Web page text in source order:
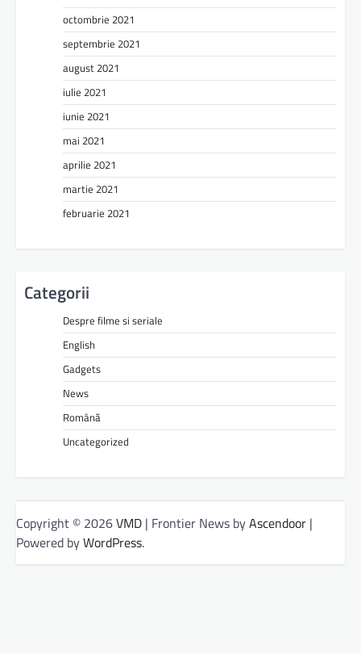
octombrie 2021
septembrie 2021
august 2021
iulie 2021
iunie 2021
mai 2021
aprilie 2021
martie 2021
februarie 2021
Categorii
Despre filme si seriale
English
Gadgets
News
Română
Uncategorized
Copyright © 2026VMD | Frontier News byAscendoor |
Powered byWordPress.